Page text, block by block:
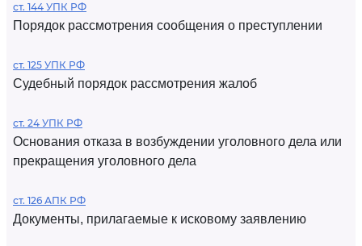
ст. 144 УПК РФ
Порядок рассмотрения сообщения о преступлении
ст. 125 УПК РФ
Судебный порядок рассмотрения жалоб
ст. 24 УПК РФ
Основания отказа в возбуждении уголовного дела или
прекращения уголовного дела
ст. 126 АПК РФ
Документы, прилагаемые к исковому заявлению